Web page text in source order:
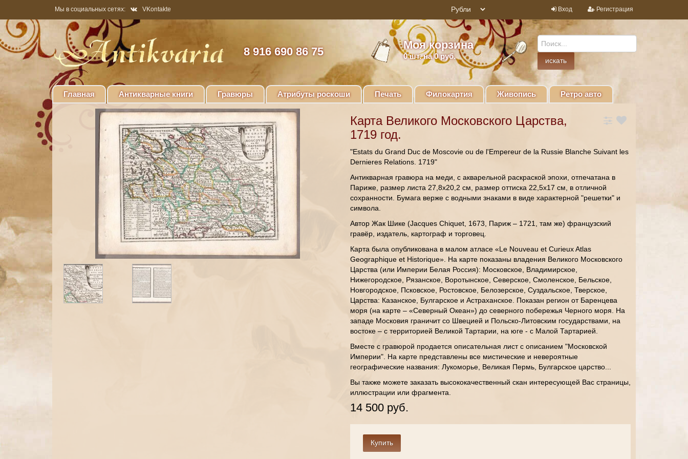
Мы в социальных сетях: VKontakte Вход Регистрация
8 916 690 86 75
Моя корзина
0шт. на 0 руб.
Главная Антикварные книги Гравюры Атрибуты роскоши Печать Филокартия Живопись Ретро авто
Карта Великого Московского Царства,
1719 год.
"Estats du Grand Duc de Moscovie ou de l'Empereur de la Russie Blanche Suivant les
Dernieres Relations. 1719"
Антикварная гравюра на меди, с акварельной раскраской эпохи, отпечатана в
Париже, размер листа 27,8х20,2 см, размер оттиска 22,5х17 см, в отличной
сохранности. Бумага верже с водными знаками в виде характерной "решетки" и
символа.
Автор Жак Шике (Jacques Chiquet, 1673, Париж – 1721, там же) французский
гравёр, издатель, картограф и торговец.
Карта была опубликована в малом атласе «Le Nouveau et Curieux Atlas
Geographique et Historique». На карте показаны владения Великого Московского
Царства (или Империи Белая Россия): Московское, Владимирское,
Нижегородское, Рязанское, Воротынское, Северское, Смоленское, Бельское,
Новгородское, Псковское, Ростовское, Белозерское, Суздальское, Тверское,
Царства: Казанское, Булгарское и Астраханское. Показан регион от Баренцева
моря (на карте – «Северный Океан») до северного побережья Черного моря. На
западе Московия граничит со Швецией и Польско-Литовским государствами, на
востоке – с территорией Великой Тартарии, на юге - с Малой Тартарией.
Вместе с гравюрой продается описательная лист с описанием "Московской
Империи". На карте представлены все мистические и невероятные
географические названия: Лукоморье, Великая Пермь, Булгарское царство...
Вы также можете заказать высококачественный скан интересующей Вас страницы,
иллюстрации или фрагмента.
14 500 руб.